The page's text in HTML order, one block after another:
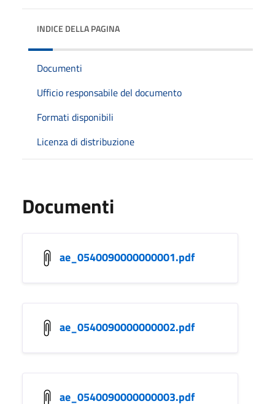
INDICE DELLA PAGINA
Documenti
Ufficio responsabile del documento
Formati disponibili
Licenza di distribuzione
Documenti
ae_0540090000000001.pdf
ae_0540090000000002.pdf
ae_0540090000000003.pdf